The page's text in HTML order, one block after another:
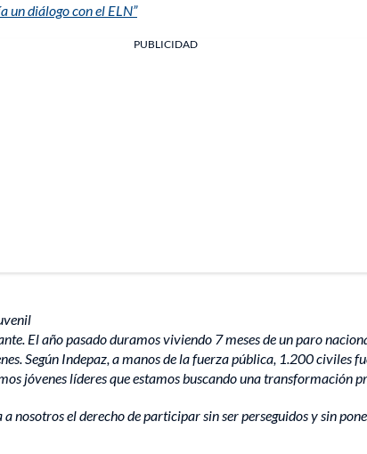
un diálogo con el ELN”
PUBLICIDAD
El año pasado duramos viviendo 7 meses de un paro
Según Indepaz, a manos de la fuerza pública, 1.200 civiles
jóvenes líderes que estamos buscando una transformación
nosotros el derecho de participar sin ser perseguidos y sin